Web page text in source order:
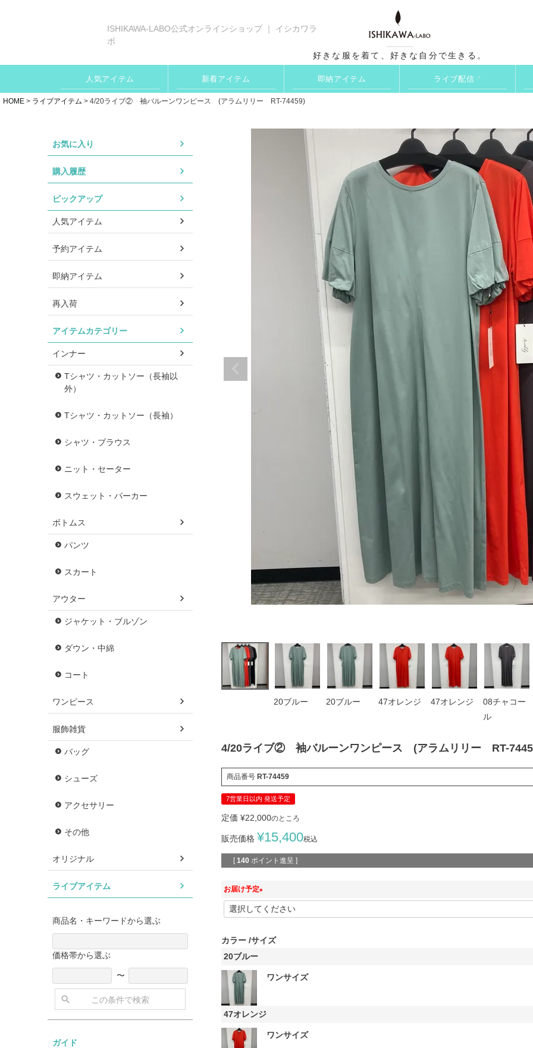
ISHIKAWA-LABO公式オンラインショップ ｜ イシカワラ
ボ
好きな服を着て、好きな自分で生きる。
人気アイテム 新着アイテム 即納アイテム ライブ配信 ↗
HOME ライブアイテム 4/20ライブ② 袖バルーンワンピース (アラムリリー RT-74459)
お気に入り
購入履歴
ピックアップ
人気アイテム
予約アイテム
即納アイテム
再入荷
アイテムカテゴリー
インナー
Tシャツ・カットソー（長袖以
外）
Tシャツ・カットソー（長袖）
シャツ・ブラウス
ニット・セーター
スウェット・パーカー
ボトムス
パンツ
スカート
アウター
ジャケット・ブルゾン
ダウン・中綿
コート
ワンピース
服飾雑貨
バッグ
シューズ
アクセサリー
その他
オリジナル
ライブアイテム
商品名・キーワードから選ぶ
価格帯から選ぶ
〜
この条件で検索
ガイド
20ブルー 20ブルー 47オレンジ 47オレンジ
08チャコー
ル
4/20ライブ② 袖バルーンワンピース (アラムリリー RT-
商品番号 RT-74459
7営業日以内 発送予定
定価 ¥22,000のところ
販売価格 ¥15,400税込
[ 140 ポイント進呈 ]
お届け予定
(
必
)
カラー サイズ
20ブルー
ワンサイズ
47オレンジ
ワンサイズ